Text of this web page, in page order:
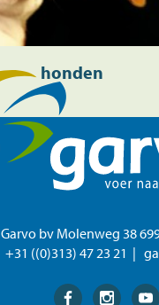
honden
Garvo bv Molenweg 38
+31 ((0)313) 47 23 21